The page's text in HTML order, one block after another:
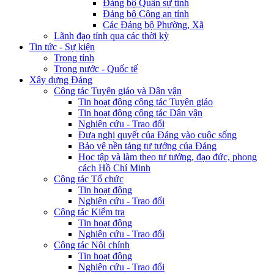
Đảng bộ Quân sự tỉnh
Đảng bộ Công an tỉnh
Các Đảng bộ Phường, Xã
Lãnh đạo tỉnh qua các thời kỳ
Tin tức - Sự kiện
Trong tỉnh
Trong nước - Quốc tế
Xây dựng Đảng
Công tác Tuyên giáo và Dân vận
Tin hoạt động công tác Tuyên giáo
Tin hoạt động công tác Dân vận
Nghiên cứu - Trao đổi
Đưa nghị quyết của Đảng vào cuộc sống
Bảo vệ nền tảng tư tưởng của Đảng
Học tập và làm theo tư tưởng, đạo đức, phong
cách Hồ Chí Minh
Công tác Tổ chức
Tin hoạt động
Nghiên cứu - Trao đổi
Công tác Kiểm tra
Tin hoạt động
Nghiên cứu - Trao đổi
Công tác Nội chính
Tin hoạt động
Nghiên cứu - Trao đổi